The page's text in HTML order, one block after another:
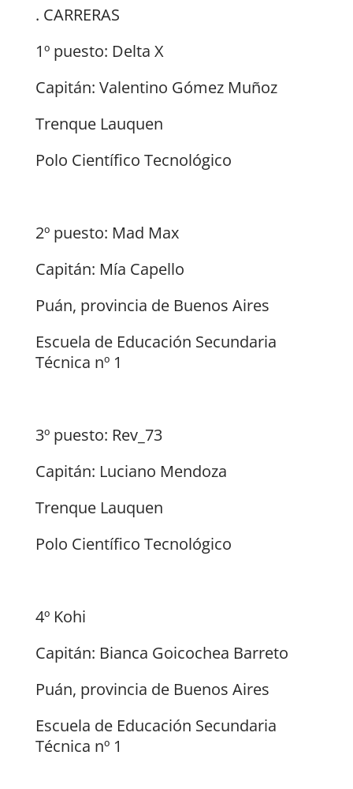
. CARRERAS
1º puesto: Delta X
Capitán: Valentino Gómez Muñoz
Trenque Lauquen
Polo Científico Tecnológico
2º puesto: Mad Max
Capitán: Mía Capello
Puán, provincia de Buenos Aires
Escuela de Educación Secundaria
Técnica nº 1
3º puesto: Rev_73
Capitán: Luciano Mendoza
Trenque Lauquen
Polo Científico Tecnológico
4º Kohi
Capitán: Bianca Goicochea Barreto
Puán, provincia de Buenos Aires
Escuela de Educación Secundaria
Técnica nº 1